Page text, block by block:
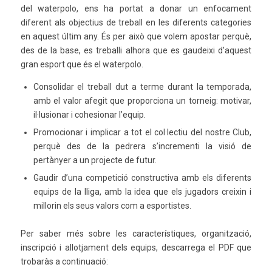
del waterpolo, ens ha portat a donar un enfocament
diferent als objectius de treball en les diferents categories
en aquest últim any. És per això que volem apostar perquè,
des de la base, es treballi alhora que es gaudeixi d’aquest
gran esport que és el waterpolo.
Consolidar el treball dut a terme durant la temporada,
amb el valor afegit que proporciona un torneig: motivar,
il·lusionar i cohesionar l’equip.
Promocionar i implicar a tot el col·lectiu del nostre Club,
perquè des de la pedrera s’incrementi la visió de
pertànyer a un projecte de futur.
Gaudir d’una competició constructiva amb els diferents
equips de la lliga, amb la idea que els jugadors creixin i
millorin els seus valors com a esportistes.
Per saber més sobre les característiques, organització,
inscripció i allotjament dels equips, descarrega el PDF que
trobaràs a continuació: